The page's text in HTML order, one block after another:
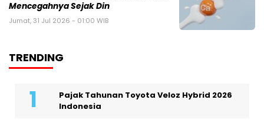
Mencegahnya Sejak Din
Jumat, 31 Jul 2026 - 01:00 WIB
TRENDING
Pajak Tahunan Toyota Veloz Hybrid 2026
Indonesia